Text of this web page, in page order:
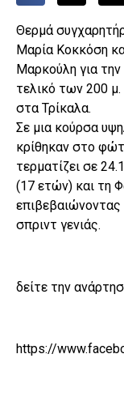
Θερμά
Μαρία Κοκκόση
Μαρκούλη για
τελικό των 200
στα Τρίκαλα.
Σε μια κούρσα
κρίθηκαν στο
τερματίζει σε
(17 ετών) και τη
επιβεβαιώνοντας
σπριντ γενιάς.
δείτε την
https://